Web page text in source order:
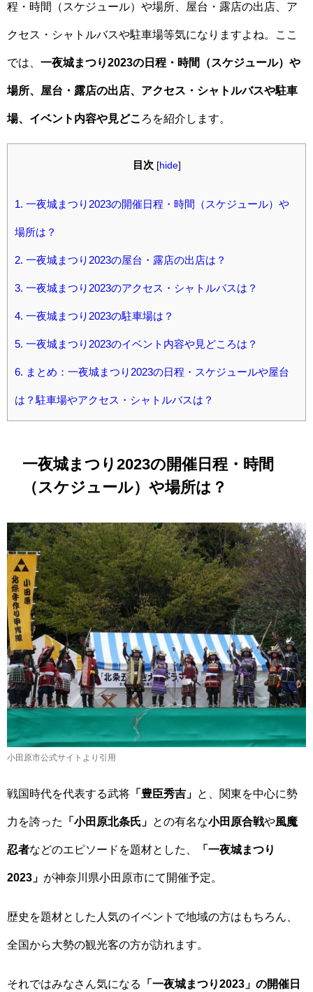
程・時間（スケジュール）や場所、屋台・露店の出店、ア
クセス・シャトルバスや駐車場等気になりますよね。ここ
では、 一夜城まつり2023の日程・時間（スケジュール）や
場所、屋台・露店の出店、アクセス・シャトルバスや駐車
場、イベント内容や見どこ ろを紹介します。
目次 [hide]
1. 一夜城まつり2023の開催日程・時間（スケジュール）や
場所は？
2. 一夜城まつり2023の屋台・露店の出店は？
3. 一夜城まつり2023のアクセス・シャトルバスは？
4. 一夜城まつり2023の駐車場は？
5. 一夜城まつり2023のイベント内容や見どころは？
6. まとめ：一夜城まつり2023の日程・スケジュールや屋台
は？駐車場やアクセス・シャトルバスは？
一夜城まつり2023の開催日程・時間
（スケジュール）や場所は？
小田原市公式サイトより引用
戦国時代を代表する武将 「豊臣秀吉」 と、関東を中心に勢
力を誇った 「小田原北条氏」 との有名な小田原合戦や風魔
忍者などのエピソードを題材とした、 「一夜城まつり
2023」 が神奈川県小田原市にて開催予定。
歴史を題材とした人気のイベントで地域の方はもちろん、
全国から大勢の観光客の方が訪れます。
それではみなさん気になる 「一夜城まつり2023」の開催日